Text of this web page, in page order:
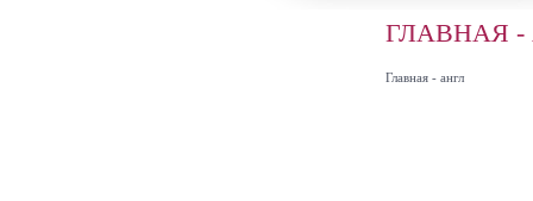
ГЛАВНАЯ -
Главная - англ